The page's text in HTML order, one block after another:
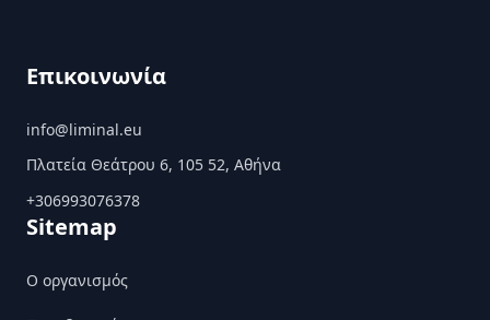
Επικοινωνία
info@liminal.eu
Πλατεία Θεάτρου 6, 105 52, Αθήνα
+306993076378
Sitemap
Ο οργανισμός